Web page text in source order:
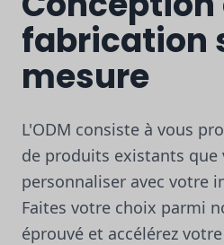
fabrication
mesure
L'ODM consiste à vous
de produits existants que
personnaliser avec votre
Faites votre choix parmi
éprouvé et accélérez